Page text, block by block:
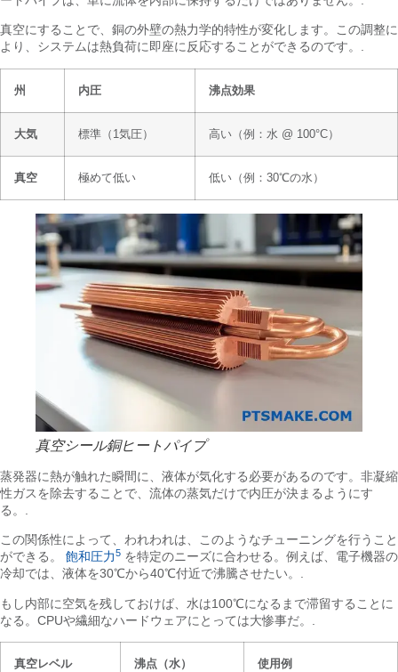
真空にすることで、銅の外壁の熱力学的特性が変化します。この調整に
より、システムは熱負荷に即座に反応することができるのです。.
州 内圧 沸点効果
大気 標準（1気圧） 高い（例：水 @ 100°C）
真空 極めて低い 低い（例：30℃の水）
真空シール銅ヒートパイプ
蒸発器に熱が触れた瞬間に、液体が気化する必要があるのです。非凝縮
性ガスを除去することで、流体の蒸気だけで内圧が決まるようにす
る。.
この関係性によって、われわれは、このようなチューニングを行うこと
ができる。 飽和圧力5 を特定のニーズに合わせる。例えば、電子機器の
冷却では、液体を30℃から40℃付近で沸騰させたい。.
もし内部に空気を残しておけば、水は100℃になるまで滞留することに
なる。CPUや繊細なハードウェアにとっては大惨事だ。.
真空レベル 沸点（水） 使用例